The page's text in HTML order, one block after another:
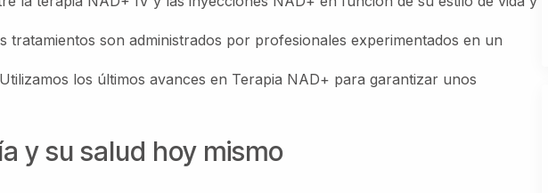
tratamientos son administrados por profesionales experimentados en un
Utilizamos los últimos avances en Terapia NAD+ para garantizar unos
y su salud hoy mismo